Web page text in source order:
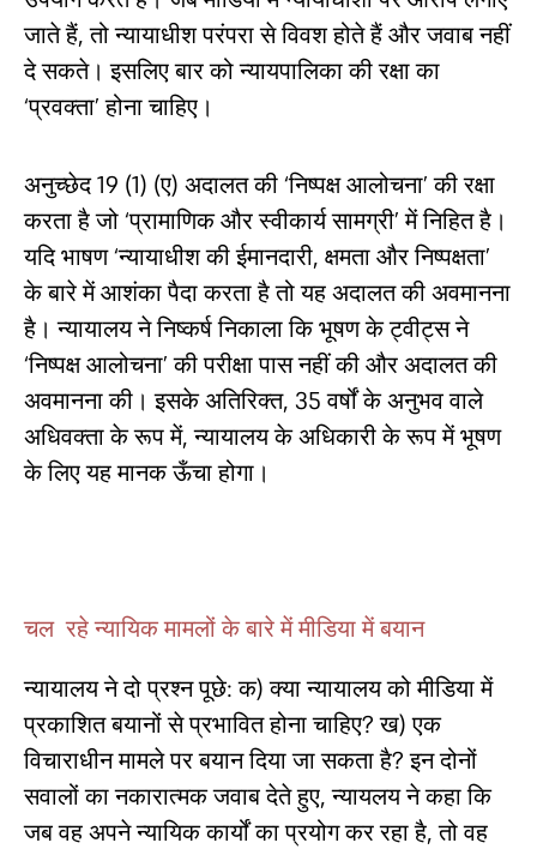
जाते हैं, तो न्यायाधीश परंपरा से विवश होते हैं और जवाब नहीं
दे सकते। इसलिए बार को न्यायपालिका की रक्षा का
‘प्रवक्ता’ होना चाहिए।
अनुच्छेद 19 (1) (ए) अदालत की ‘निष्पक्ष आलोचना’ की रक्षा
करता है जो ‘प्रामाणिक और स्वीकार्य सामग्री’ में निहित है।
यदि भाषण ‘न्यायाधीश की ईमानदारी, क्षमता और निष्पक्षता’
के बारे में आशंका पैदा करता है तो यह अदालत की अवमानना
​​है। न्यायालय ने निष्कर्ष निकाला कि भूषण के ट्वीट्स ने
‘निष्पक्ष आलोचना’ की परीक्षा पास नहीं की और अदालत की
अवमानना ​​​​की। इसके अतिरिक्त, 35 वर्षों के अनुभव वाले
अधिवक्ता के रूप में, न्यायालय के अधिकारी के रूप में भूषण
के लिए यह मानक ऊँचा होगा।
चल रहे न्यायिक मामलों के बारे में मीडिया में बयान
न्यायालय ने दो प्रश्न पूछे: क) क्या न्यायालय को मीडिया में
प्रकाशित बयानों से प्रभावित होना चाहिए? ख) एक
विचाराधीन मामले पर बयान दिया जा सकता है? इन दोनों
सवालों का नकारात्मक जवाब देते हुए, न्यायलय ने कहा कि
जब वह अपने न्यायिक कार्यों का प्रयोग कर रहा है, तो वह